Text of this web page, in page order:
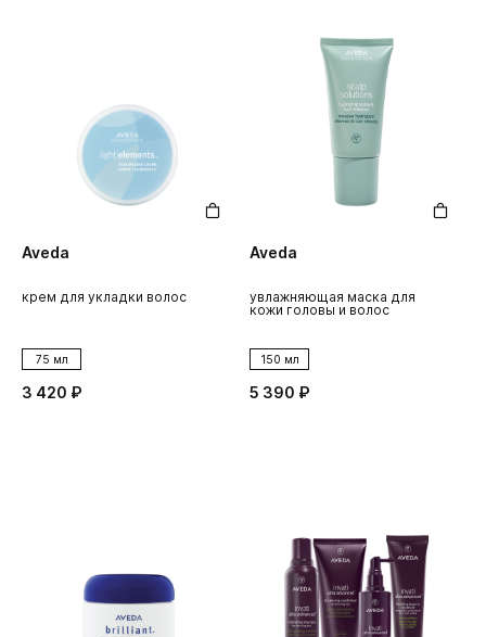
Aveda
крем для укладки волос
75 мл
3 420 ₽
Aveda
увлажняющая маска для
кожи головы и волос
150 мл
5 390 ₽